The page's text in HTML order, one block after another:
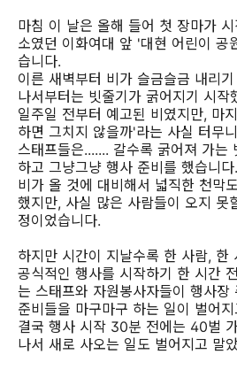
마침 이 날은 올해 들어 첫 장마가
소였던 이화여대 앞 '대현 어린이 공
습니다.
이른 새벽부터 비가 슬금슬금 내리
나서부터는 빗줄기가 굵어지기 시작
일주일 전부터 예고된 비였지만, 마
하면 그치지 않을까'라는 사실 터무
스태프들은....... 갈수록 굵어져 가는
하고 그냥그냥 행사 준비를 했습니다.
비가 올 것에 대비해서 넓직한 천막
했지만, 사실 많은 사람들이 오지 못
정이었습니다.
하지만 시간이 지날수록 한 사람, 한
공식적인 행사를 시작하기 한 시간
는 스태프와 자원봉사자들이 행사장
준비들을 마구마구 하는 일이 벌어
결국 행사 시작 30분 전에는 40벌
나서 새로 사오는 일도 벌어지고 말